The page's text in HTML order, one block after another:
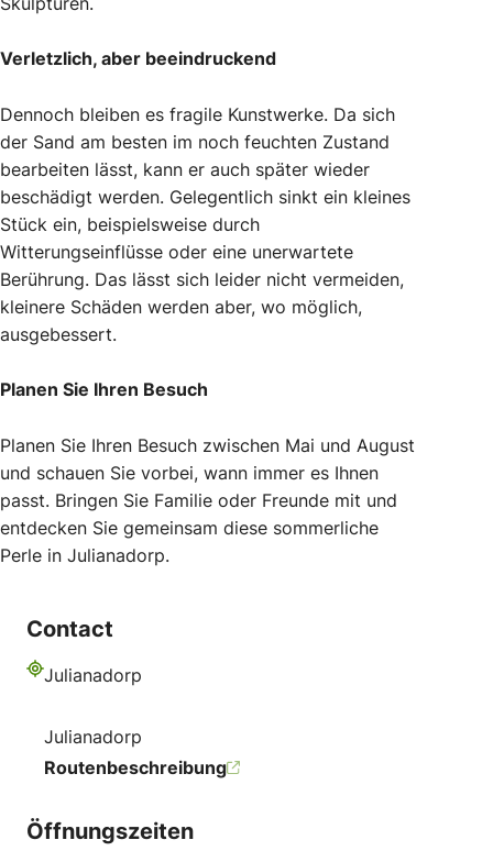
Verletzlich, aber beeindruckend
Dennoch bleiben es fragile Kunstwerke. Da sich
der Sand am besten im noch feuchten Zustand
bearbeiten lässt, kann er auch später wieder
beschädigt werden. Gelegentlich sinkt ein kleines
Stück ein, beispielsweise durch
Witterungseinflüsse oder eine unerwartete
Berührung. Das lässt sich leider nicht vermeiden,
kleinere Schäden werden aber, wo möglich,
ausgebessert.
Planen Sie Ihren Besuch
Planen Sie Ihren Besuch zwischen Mai und August
und schauen Sie vorbei, wann immer es Ihnen
passt. Bringen Sie Familie oder Freunde mit und
entdecken Sie gemeinsam diese sommerliche
Perle in Julianadorp.
Contact
Julianadorp
Julianadorp
Routenbeschreibung
Öffnungszeiten